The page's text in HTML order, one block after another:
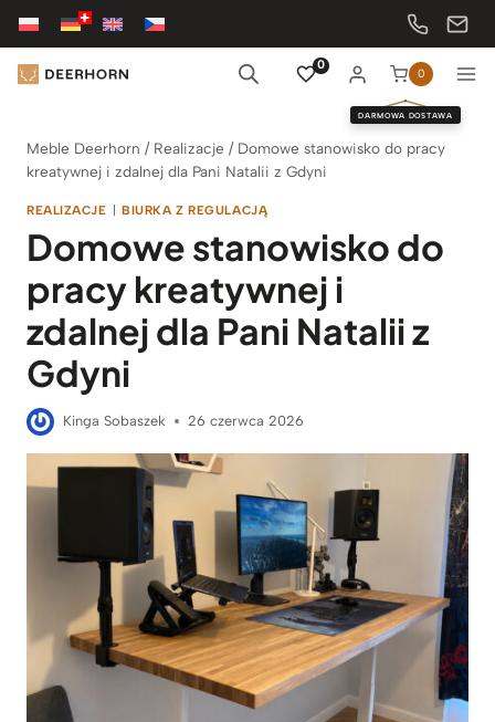
Przejdź
treści
0
0
DARMOWA DOSTAWA
Meble Deerhorn / Realizacje / Domowe stanowisko do pracy
kreatywnej i zdalnej dla Pani Natalii z Gdyni
REALIZACJE | BIURKA Z REGULACJĄ
Domowe stanowisko do
pracy kreatywnej i
zdalnej dla Pani Natalii z
Gdyni
Kinga Sobaszek 26 czerwca 2026